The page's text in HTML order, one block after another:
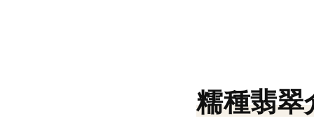
糯種翡翠